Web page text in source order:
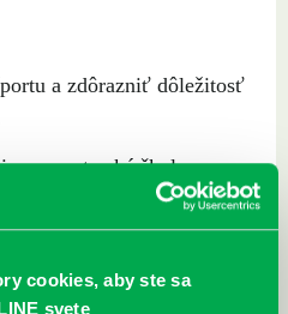
cookies, aby ste sa
svete
a zdôrazniť dôležitosť
pre materské školy.
v